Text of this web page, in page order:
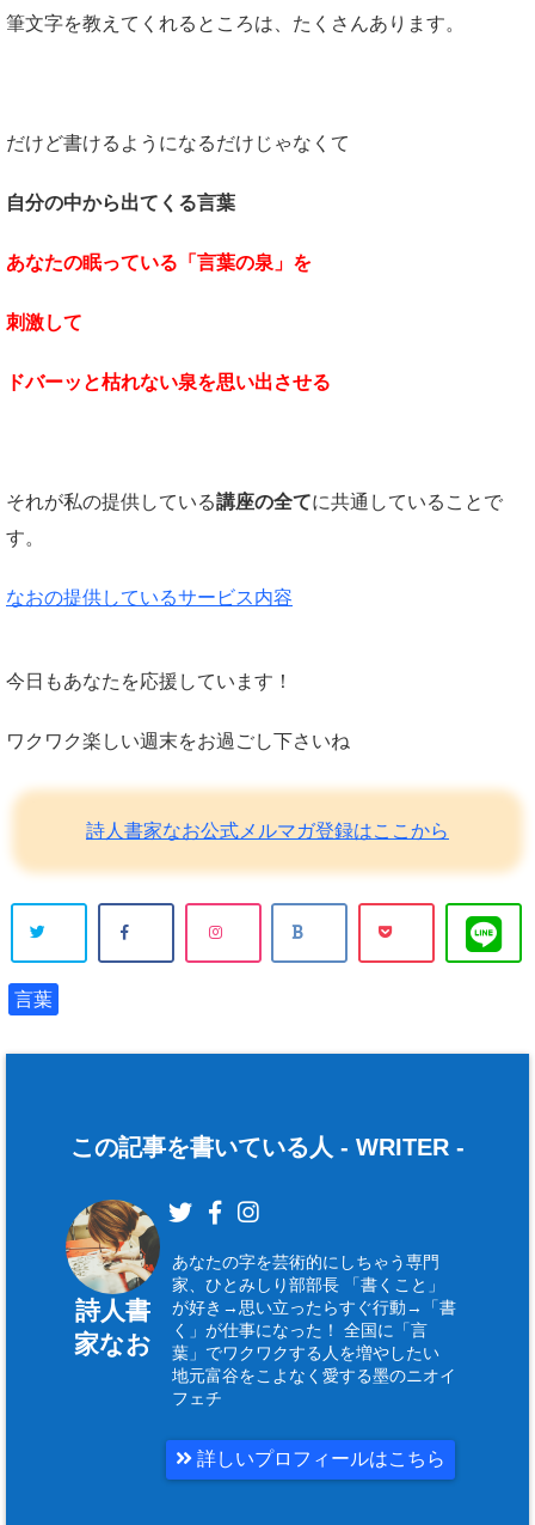
筆文字を教えてくれるところは、たくさんあります。
だけど書けるようになるだけじゃなくて
自分の中から出てくる言葉
あなたの眠っている「言葉の泉」を
刺激して
ドバーッと枯れない泉を思い出させる
それが私の提供している講座の全てに共通していることで
す。
なおの提供しているサービス内容
今日もあなたを応援しています！
ワクワク楽しい週末をお過ごし下さいね
詩人書家なお公式メルマガ登録はここから
言葉
この記事を書いている人 - WRITER -
詩人書
家なお
あなたの字を芸術的にしちゃう専門
家、ひとみしり部部長 「書くこと」
が好き→思い立ったらすぐ行動→「書
く」が仕事になった！ 全国に「言
葉」でワクワクする人を増やしたい
地元富谷をこよなく愛する墨のニオイ
フェチ
詳しいプロフィールはこちら